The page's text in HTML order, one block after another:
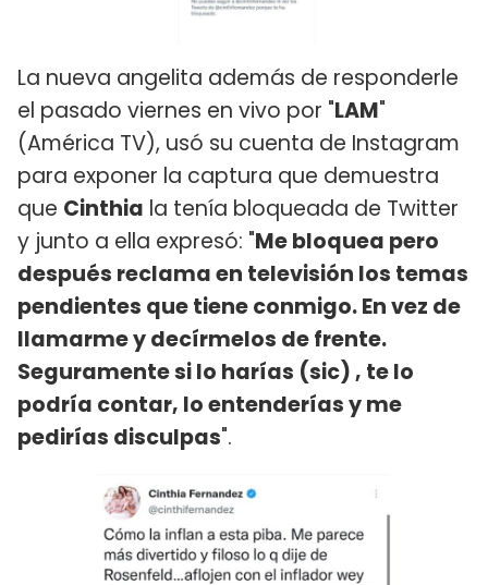
La nueva angelita además de responderle
el pasado viernes en vivo por "LAM"
(América TV), usó su cuenta de Instagram
para exponer la captura que demuestra
que Cinthia la tenía bloqueada de Twitter
y junto a ella expresó: "Me bloquea pero
después reclama en televisión los temas
pendientes que tiene conmigo. En vez de
llamarme y decírmelos de frente.
Seguramente si lo harías (sic) , te lo
podría contar, lo entenderías y me
pedirías disculpas".